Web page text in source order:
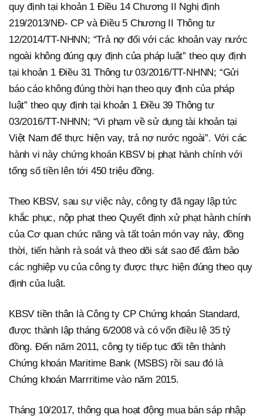
quy định tại khoản 1 Điều 14 Chương II Nghị định
219/2013/NĐ- CP và Điều 5 Chương II Thông tư
12/2014/TT-NHNN; “Trả nợ đối với các khoản vay nước
ngoài không đúng quy định của pháp luật” theo quy định
tại khoản 1 Điều 31 Thông tư 03/2016/TT-NHNN; “Gửi
báo cáo không đúng thời hạn theo quy định của pháp
luật” theo quy định tại khoản 1 Điều 39 Thông tư
03/2016/TT-NHNN; “Vi phạm về sử dụng tài khoản tại
Việt Nam để thực hiện vay, trả nợ nước ngoài”. Với các
hành vi này chứng khoán KBSV bị phạt hành chính với
tổng số tiền lên tới 450 triệu đồng.
Theo KBSV, sau sự việc này, công ty đã ngay lập tức
khắc phục, nộp phạt theo Quyết định xử phạt hành chính
của Cơ quan chức năng và tất toán món vay này, đồng
thời, tiến hành rà soát và theo dõi sát sao để đảm bảo
các nghiệp vụ của công ty được thực hiện đúng theo quy
định của luật.
KBSV tiền thân là Công ty CP Chứng khoán Standard,
được thành lập tháng 6/2008 và có vốn điều lệ 35 tỷ
đồng. Đến năm 2011, công ty tiếp tục đổi tên thành
Chứng khoán Maritime Bank (MSBS) rồi sau đó là
Chứng khoán Marrritime vào năm 2015.
Tháng 10/2017, thông qua hoạt động mua bán sáp nhập